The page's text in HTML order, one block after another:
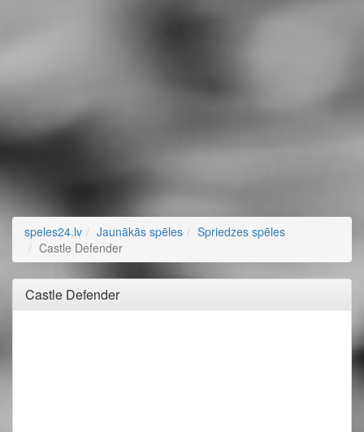
speles24.lv Jaunākās spēles
Spriedzes spēles
Castle Defender
Castle Defender